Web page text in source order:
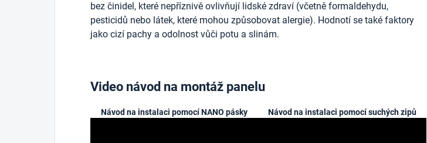
bez činidel, které nepříznivě ovlivňují lidské zdraví (včetně formaldehydu,
pesticidů nebo látek, které mohou způsobovat alergie). Hodnotí se také faktory
jako cizí pachy a odolnost vůči potu a slinám.
Video návod na montáž panelu
Návod na instalaci pomocí NANO pásky Návod na instalaci pomocí suchých zipů